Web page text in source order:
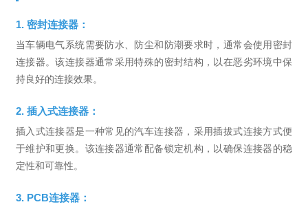
1. 密封连接器：
当车辆电气系统需要防水、防尘和防潮要求时，通常会使用密封
连接器。该连接器通常采用特殊的密封结构，以在恶劣环境中保
持良好的连接效果。
2. 插入式连接器：
插入式连接器是一种常见的汽车连接器，采用插拔式连接方式便
于维护和更换。该连接器通常配备锁定机构，以确保连接器的稳
定性和可靠性。
3. PCB连接器：